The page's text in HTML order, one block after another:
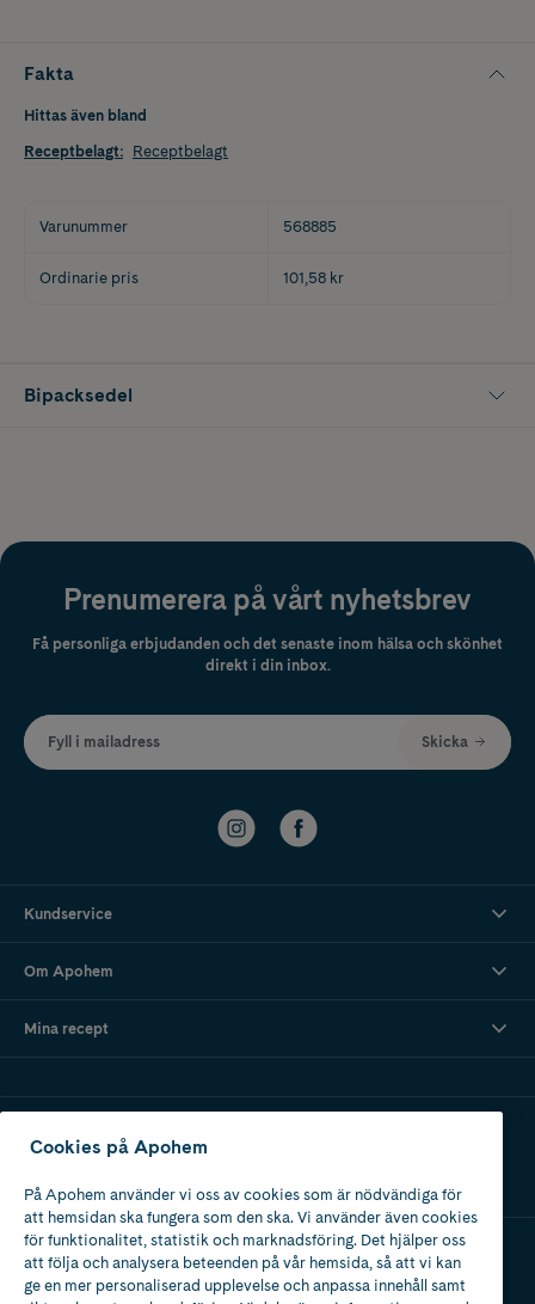
Fakta
Hittas även bland
Receptbelagt: Receptbelagt
Varunummer 568885
Ordinarie pris 101,58 kr
Bipacksedel
Prenumerera på vårt nyhetsbrev
Få personliga erbjudanden och det senaste inom hälsa och skönhet
direkt i din inbox.
Fyll i mailadress Skicka
Kundservice
Om Apohem
Mina recept
Apotek med tillstånd
av Läkemedelsverket
Cookies på Apohem
På Apohem använder vi oss av cookies som är nödvändiga för
att hemsidan ska fungera som den ska. Vi använder även cookies
för funktionalitet, statistik och marknadsföring. Det hjälper oss
att följa och analysera beteenden på vår hemsida, så att vi kan
ge en mer personaliserad upplevelse och anpassa innehåll samt